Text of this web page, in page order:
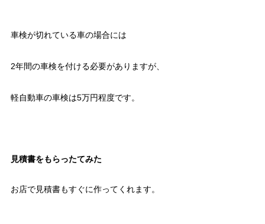
車検が切れている車の場合には
2年間の車検を付ける必要がありますが、
軽自動車の車検は5万円程度です。
見積書をもらったてみた
お店で見積書もすぐに作ってくれます。